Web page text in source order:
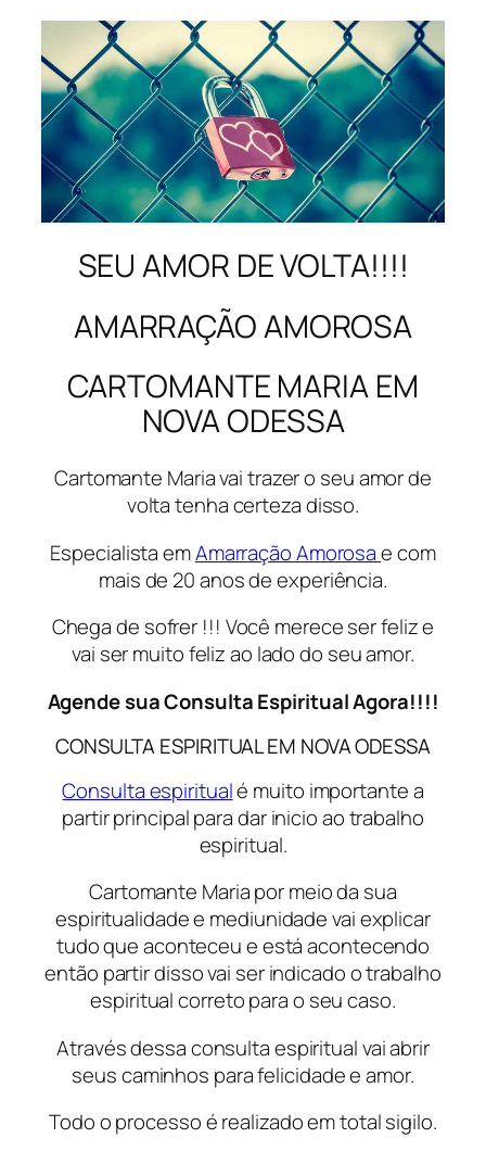
SEU AMOR DE VOLTA!!!!
AMARRAÇÃO AMOROSA
CARTOMANTE MARIA EM
NOVA ODESSA
Cartomante Maria vai trazer o seu amor de
volta tenha certeza disso.
Especialista emAmarração Amorosae com
mais de 20 anos de experiência.
Chega de sofrer !!! Você merece ser feliz e
vai ser muito feliz ao lado do seu amor.
Agende sua Consulta Espiritual Agora!!!!
CONSULTA ESPIRITUAL EM NOVA ODESSA
Consulta espiritualé muito importante a
partir principal para dar inicio ao trabalho
espiritual.
Cartomante Maria por meio da sua
espiritualidade e mediunidade vai explicar
tudo que aconteceu e está acontecendo
então partir disso vai ser indicado o trabalho
espiritual correto para o seu caso.
Através dessa consulta espiritual vai abrir
seus caminhos para felicidade e amor.
Todo o processo é realizado em total sigilo.